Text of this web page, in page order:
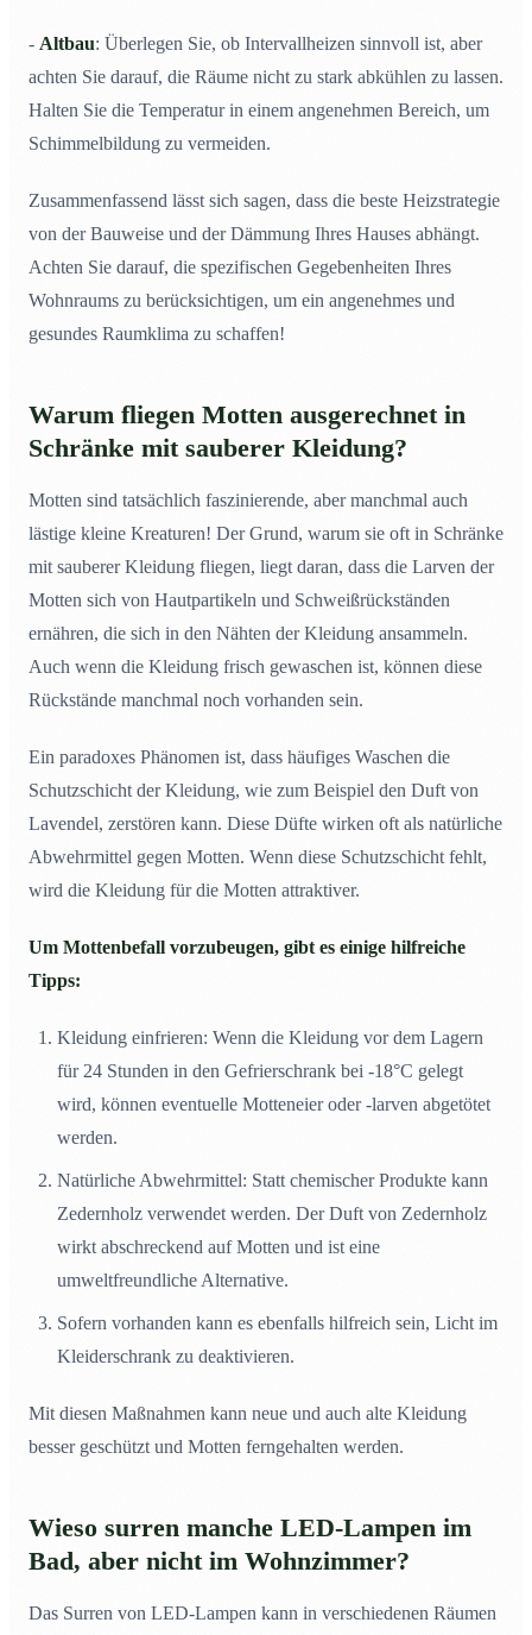
- Altbau: Überlegen Sie, ob Intervallheizen sinnvoll ist, aber
achten Sie darauf, die Räume nicht zu stark abkühlen zu lassen.
Halten Sie die Temperatur in einem angenehmen Bereich, um
Schimmelbildung zu vermeiden.
Zusammenfassend lässt sich sagen, dass die beste Heizstrategie
von der Bauweise und der Dämmung Ihres Hauses abhängt.
Achten Sie darauf, die spezifischen Gegebenheiten Ihres
Wohnraums zu berücksichtigen, um ein angenehmes und
gesundes Raumklima zu schaffen!
Warum fliegen Motten ausgerechnet in
Schränke mit sauberer Kleidung?
Motten sind tatsächlich faszinierende, aber manchmal auch
lästige kleine Kreaturen! Der Grund, warum sie oft in Schränke
mit sauberer Kleidung fliegen, liegt daran, dass die Larven der
Motten sich von Hautpartikeln und Schweißrückständen
ernähren, die sich in den Nähten der Kleidung ansammeln.
Auch wenn die Kleidung frisch gewaschen ist, können diese
Rückstände manchmal noch vorhanden sein.
Ein paradoxes Phänomen ist, dass häufiges Waschen die
Schutzschicht der Kleidung, wie zum Beispiel den Duft von
Lavendel, zerstören kann. Diese Düfte wirken oft als natürliche
Abwehrmittel gegen Motten. Wenn diese Schutzschicht fehlt,
wird die Kleidung für die Motten attraktiver.
Um Mottenbefall vorzubeugen, gibt es einige hilfreiche
Tipps:
Kleidung einfrieren: Wenn die Kleidung vor dem Lagern
für 24 Stunden in den Gefrierschrank bei -18°C gelegt
wird, können eventuelle Motteneier oder -larven abgetötet
werden.
Natürliche Abwehrmittel: Statt chemischer Produkte kann
Zedernholz verwendet werden. Der Duft von Zedernholz
wirkt abschreckend auf Motten und ist eine
umweltfreundliche Alternative.
Sofern vorhanden kann es ebenfalls hilfreich sein, Licht im
Kleiderschrank zu deaktivieren.
Mit diesen Maßnahmen kann neue und auch alte Kleidung
besser geschützt und Motten ferngehalten werden.
Wieso surren manche LED-Lampen im
Bad, aber nicht im Wohnzimmer?
Das Surren von LED-Lampen kann in verschiedenen Räumen